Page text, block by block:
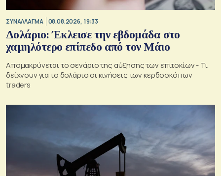
ΣΥΝΑΛΛΑΓΜΑ 08.08.2026, 19:33
Δολάριο: Έκλεισε την εβδομάδα στο
χαμηλότερο επίπεδο από τον Μάιο
Απομακρύνεται το σενάριο της αύξησης των επιτοκίων - Τι
δείχνουν για το δολάριο οι κινήσεις των κερδοσκόπων
traders